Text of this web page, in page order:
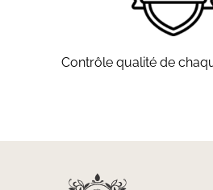
Contrôle qualité de